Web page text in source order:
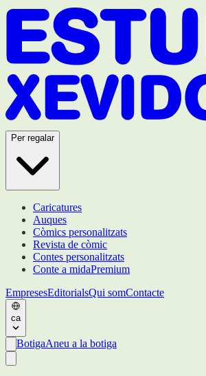
Per regalar
Caricatures
Auques
Còmics personalitzats
Revista de còmic
Contes personalitzats
Conte a midaPremium
EmpresesEditorialsQui somContacte
ca
BotigaAneu a la botiga